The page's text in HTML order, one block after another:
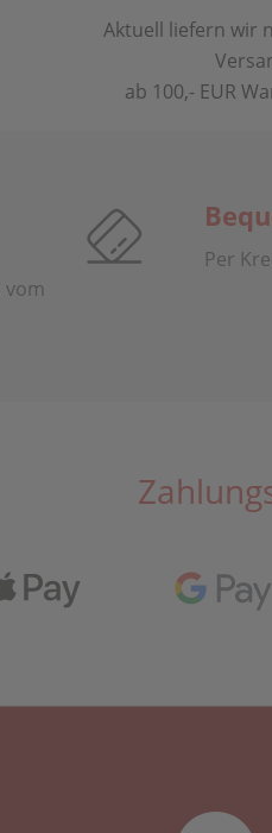
Aktuell liefern wir
ab 100,- EUR
vom
Per